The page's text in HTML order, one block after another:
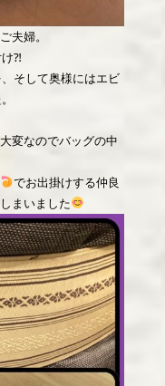
夫婦。
け⁈
そして奥様にはエビ
変なのでバッグの中
でお出掛けする仲良
まいました